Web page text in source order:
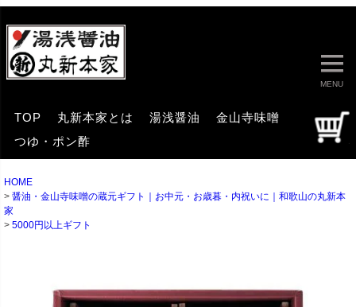
MENU
TOP 丸新本家とは 湯浅醤油
金山寺味噌
つゆ・ポン酢
HOME
醤油・金山寺味噌の蔵元ギフト｜お中元・お歳暮・内祝いに｜和歌山の丸新本
家
5000円以上ギフト